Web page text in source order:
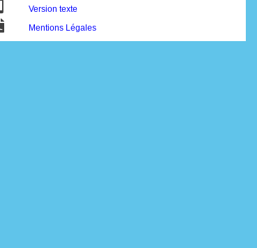
Version texte
Mentions Légales